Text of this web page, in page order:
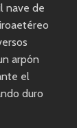
nave de
arpón
el
duro